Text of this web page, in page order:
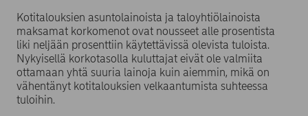
Kotitalouksien asuntolainoista ja taloyhtiölainoista
maksamat korkomenot ovat nousseet alle prosentista
liki neljään prosenttiin käytettävissä olevista tuloista.
Nykyisellä korkotasolla kuluttajat eivät ole valmiita
ottamaan yhtä suuria lainoja kuin aiemmin, mikä on
vähentänyt kotitalouksien velkaantumista suhteessa
tuloihin.